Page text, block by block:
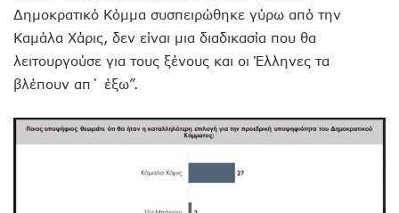
Δημοκρατικό Κόμμα συσπειρώθηκε γύρω από την
Καμάλα Χάρις, δεν είναι μια διαδικασία που θα
λειτουργούσε για τους ξένους και οι Έλληνες τα
βλέπουν απ΄ έξω”.